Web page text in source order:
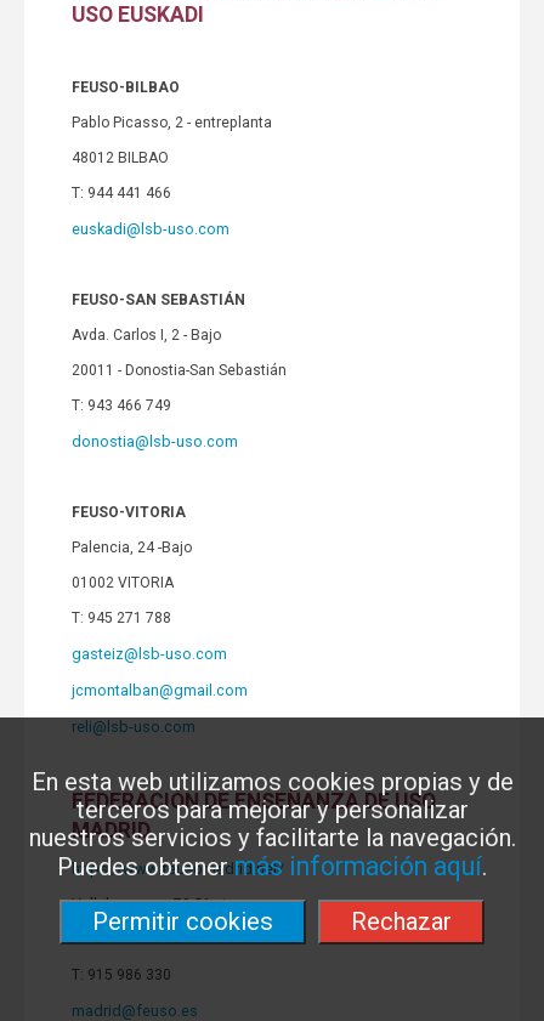
En esta web utilizamos cookies propias y de
terceros para mejorar y personalizar
nuestros servicios y facilitarte la navegación.
Puedes obtenermás información aquí.
Permitir cookies
Rechazar
USO EUSKADI
FEUSO-BILBAO
Pablo Picasso, 2 - entreplanta
48012 BILBAO
T: 944 441 466
euskadi@lsb-uso.com
FEUSO-SAN SEBASTIÁN
Avda. Carlos I, 2 - Bajo
20011 - Donostia-San Sebastián
T: 943 466 749
donostia@lsb-uso.com
FEUSO-VITORIA
Palencia, 24 -Bajo
01002 VITORIA
T: 945 271 788
gasteiz@lsb-uso.com
jcmontalban@gmail.com
reli@lsb-uso.com
FEDERACIÓN DE ENSEÑANZA DE USO
MADRID
https://www.feusomadrid.net/
Vallehermoso, 78-5º pta
28015 MADRID
T: 915 986 330
madrid@feuso.es